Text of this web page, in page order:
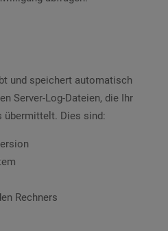
und speichert automatisch
Server-Log-Dateien, die Ihr
übermittelt. Dies sind:
Rechners